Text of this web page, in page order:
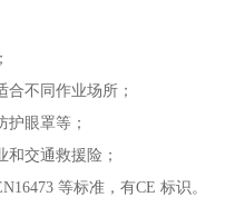
不同作业场所；
眼罩等；
交通救援险；
等标准，有CE 标识。